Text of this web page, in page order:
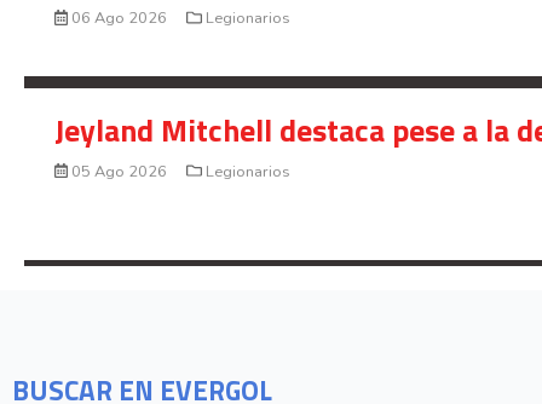
Carlos Mora presente en empate
06 Ago 2026 Legionarios
Jeyland Mitchell destaca pese a la